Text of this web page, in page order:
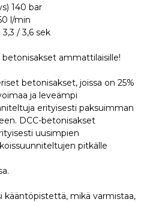
140 bar
l/min
/ 3,6 sek
ammattilaisille!
betonisakset, joissa on 25%
ja leveämpi
erityisesti paksuimman
DCC-betonisakset
uusimpien
pitkälle
kääntöpistettä, mikä varmistaa,